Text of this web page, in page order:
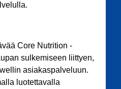
Core Nutrition -
sulkemiseen liittyen,
asiakaspalveluun.
luotettavalla